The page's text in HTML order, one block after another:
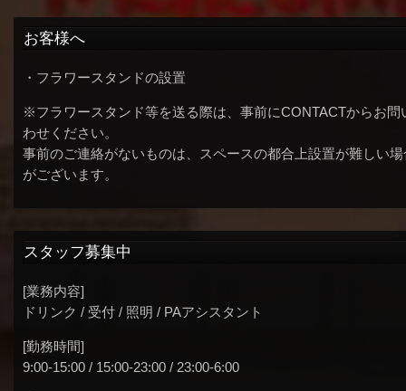
お客様へ
・フラワースタンドの設置
※フラワースタンド等を送る際は、事前にCONTACTからお問
わせください。
事前のご連絡がないものは、スペースの都合上設置が難しい場
がございます。
スタッフ募集中
[業務内容]
ドリンク / 受付 / 照明 / PAアシスタント
[勤務時間]
9:00-15:00 / 15:00-23:00 / 23:00-6:00